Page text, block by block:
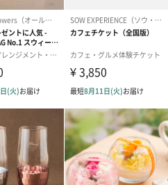
ィベア（バニラ）
テディベア（